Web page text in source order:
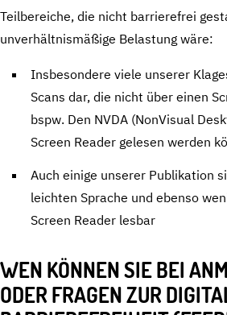
Teilbereiche, die nicht barrierefrei
unverhältnismäßige Belastung wäre:
Insbesondere viele unserer
Scans dar, die nicht über einen
bspw. Den NVDA (NonVisual
Screen Reader gelesen werden
Auch einige unserer Publikation
leichten Sprache und ebenso
Screen Reader lesbar
WEN KÖNNEN SIE BEI
ODER FRAGEN ZUR